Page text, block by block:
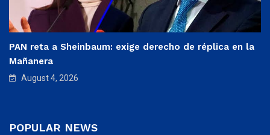
PAN reta a Sheinbaum: exige derecho de réplica en la
Mañanera
August 4, 2026
POPULAR NEWS